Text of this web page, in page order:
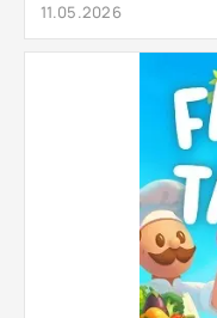
11.05.2026